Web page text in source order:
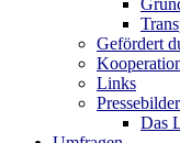
Gefördert
Links
Pressebilder
Das